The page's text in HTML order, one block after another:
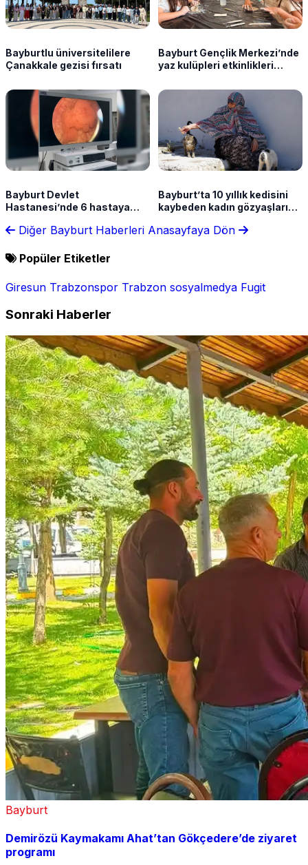
Bayburtlu üniversitelilere
Çanakkale gezisi fırsatı
Bayburt Gençlik Merkezi’nde
yaz kulüpleri etkinlikleri
Bayburt Devlet
Hastanesi’nde 6 hastaya
Bayburt’ta 10 yıllık kedisini
kaybeden kadın gözyaşlarına
Diğer Bayburt Haberleri Anasayfaya Dön
Popüler Etiketler
Giresun Trabzonspor Trabzon sosyalmedya Fugit
Sonraki Haberler
Bayburt
Demirözü Kaymakamı Ahat’tan Gökçedere’de ziyaret
programı